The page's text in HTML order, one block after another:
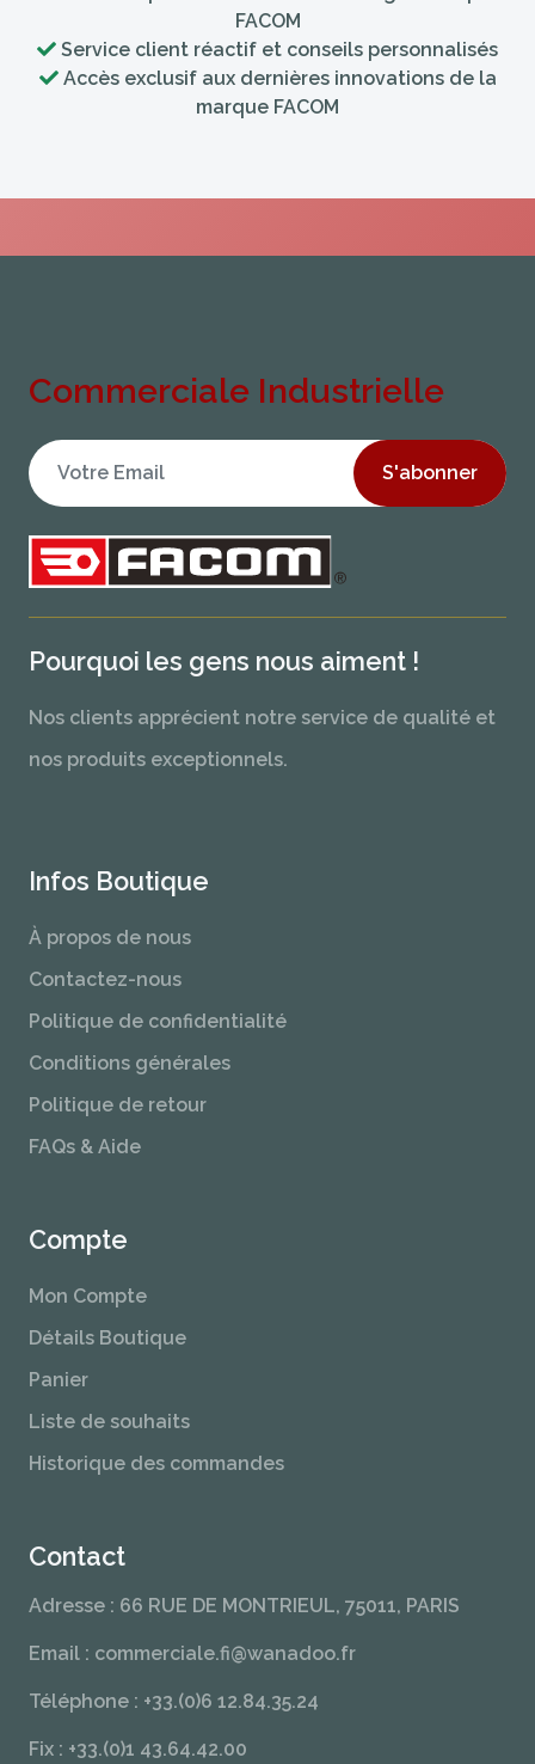
FACOM
Service client réactif et conseils personnalisés
Accès exclusif aux dernières innovations de la
marque FACOM
Commerciale Industrielle
S'abonner
Pourquoi les gens nous aiment !
Nos clients apprécient notre service de qualité et
nos produits exceptionnels.
Infos Boutique
À propos de nous
Contactez-nous
Politique de confidentialité
Conditions générales
Politique de retour
FAQs & Aide
Compte
Mon Compte
Détails Boutique
Panier
Liste de souhaits
Historique des commandes
Contact
Adresse : 66 RUE DE MONTRIEUL, 75011, PARIS
Email : commerciale.fi@wanadoo.fr
Téléphone : +33.(0)6 12.84.35.24
Fix : +33.(0)1 43.64.42.00